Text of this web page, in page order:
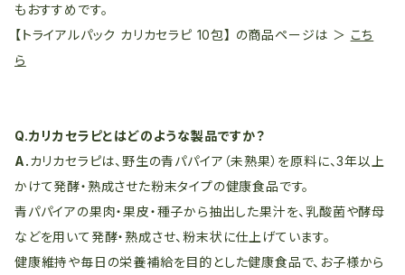
もおすすめです。
【トライアルパック カリカセラピ 10包】 の商品ページは ＞ こち
ら
Q.カリカセラピとはどのような製品ですか？
A.カリカセラピは、野生の青パパイア（未熟果）を原料に、3年以上
かけて発酵・熟成させた粉末タイプの健康食品です。
青パパイアの果肉・果皮・種子から抽出した果汁を、乳酸菌や酵母
などを用いて発酵・熟成させ、粉末状に仕上げています。
健康維持や毎日の栄養補給を目的とした健康食品で、お子様から